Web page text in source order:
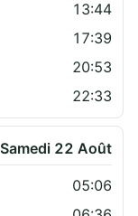
13:44
17:39
20:53
22:33
Samedi 22 Août
05:06